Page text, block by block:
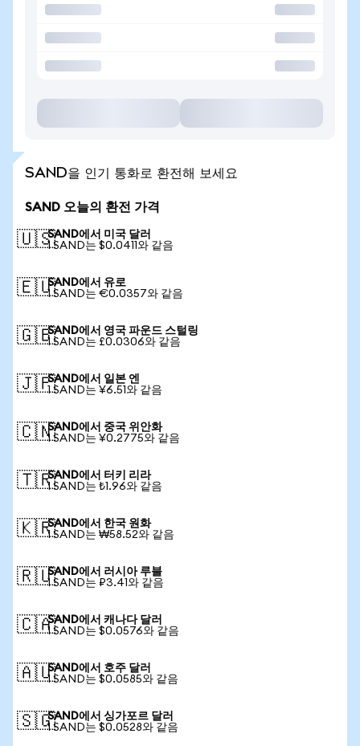
SAND을 인기 통화로 환전해 보세요
SAND 오늘의 환전 가격
🇺🇸SAND에서 미국 달러
1 SAND는 $0.0411와 같음
🇪🇺SAND에서 유로
1 SAND는 €0.0357와 같음
🇬🇧SAND에서 영국 파운드 스털링
1 SAND는 £0.0306와 같음
🇯🇵SAND에서 일본 엔
1 SAND는 ¥6.51와 같음
🇨🇳SAND에서 중국 위안화
1 SAND는 ¥0.2775와 같음
🇹🇷SAND에서 터키 리라
1 SAND는 ₺1.96와 같음
🇰🇷SAND에서 한국 원화
1 SAND는 ₩58.52와 같음
🇷🇺SAND에서 러시아 루블
1 SAND는 ₽3.41와 같음
🇨🇦SAND에서 캐나다 달러
1 SAND는 $0.0576와 같음
🇦🇺SAND에서 호주 달러
1 SAND는 $0.0585와 같음
🇸🇬SAND에서 싱가포르 달러
1 SAND는 $0.0528와 같음